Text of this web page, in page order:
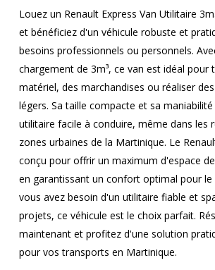
Louez un Renault Express Van Utilitaire
et bénéficiez d'un véhicule robuste et
besoins professionnels ou personnels.
chargement de 3m³, ce van est idéal pour
matériel, des marchandises ou réaliser
légers. Sa taille compacte et sa
utilitaire facile à conduire, même dans les
zones urbaines de la Martinique. Le
conçu pour offrir un maximum d'espace
en garantissant un confort optimal pour le
vous avez besoin d'un utilitaire fiable et
projets, ce véhicule est le choix parfait.
maintenant et profitez d'une solution
pour vos transports en Martinique.